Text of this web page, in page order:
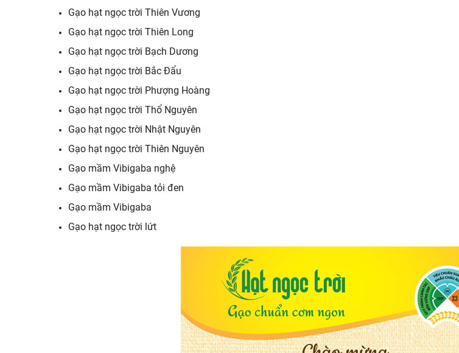
Gạo hạt ngọc trời Thiên Vương
Gạo hạt ngọc trời Thiên Long
Gạo hạt ngọc trời Bạch Dương
Gạo hạt ngọc trời Bắc Đẩu
Gạo hạt ngọc trời Phượng Hoàng
Gạo hạt ngọc trời Thổ Nguyên
Gạo hạt ngọc trời Nhật Nguyên
Gạo hạt ngọc trời Thiên Nguyên
Gạo mầm Vibigaba nghệ
Gạo mầm Vibigaba tỏi đen
Gạo mầm Vibigaba
Gạo hạt ngọc trời lứt